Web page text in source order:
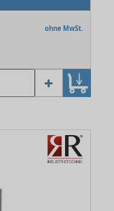
ohne MwSt.